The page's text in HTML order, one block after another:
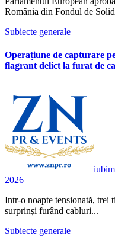
România din Fondul de
Subiecte generale
Operațiune de capturare
flagrant delict la furat de
2026
Intr-o noapte tensionată, trei tineri au fost reținuți după ce au fost
surprinși furând cabluri...
Subiecte generale